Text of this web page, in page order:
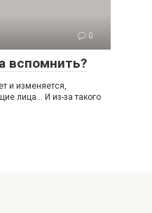
0
вспомнить?
и изменяется,
лица… И из-за такого